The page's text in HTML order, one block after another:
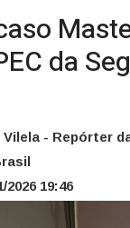
da
- Repórter
2026 19:46